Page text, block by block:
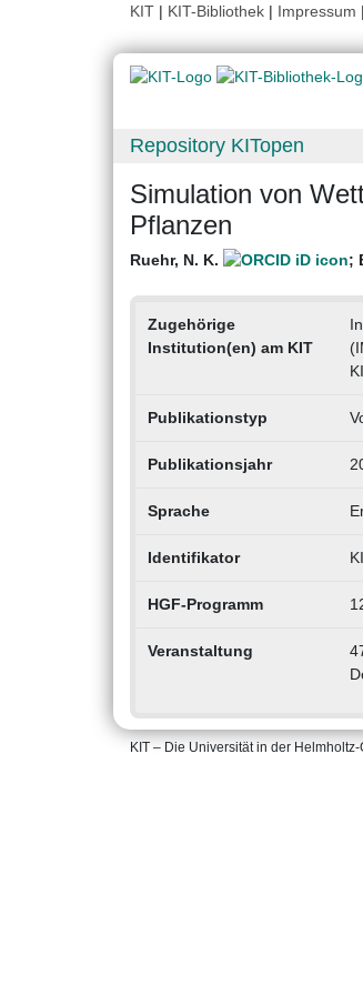
KIT | KIT-Bibliothek | Impressum |
Repository KITopen
Simulation von
Pflanzen
Ruehr, N. K. ;
Zugehörige
Institution(en) am KIT
Publikationstyp
Publikationsjahr
Sprache
Identifikator
HGF-Programm
Veranstaltung
KIT – Die Universität in der